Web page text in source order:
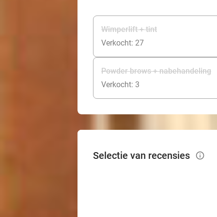
Wimperlift + tint
Verkocht: 27
Powder brows + nabehandeling
Verkocht: 3
Selectie van recensies info_outlined